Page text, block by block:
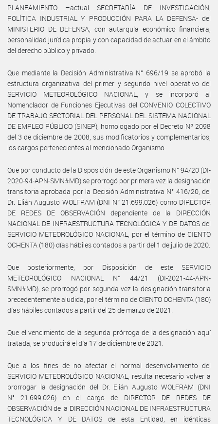
PLANEAMIENTO –actual SECRETARÍA DE INVESTIGACIÓN,
POLÍTICA INDUSTRIAL Y PRODUCCIÓN PARA LA DEFENSA- del
MINISTERIO DE DEFENSA, con autarquía económico financiera,
personalidad jurídica propia y con capacidad de actuar en el ámbito
del derecho público y privado.
Que mediante la Decisión Administrativa N° 696/19 se aprobó la
estructura organizativa del primer y segundo nivel operativo del
SERVICIO METEOROLÓGICO NACIONAL, y se incorporó al
Nomenclador de Funciones Ejecutivas del CONVENIO COLECTIVO
DE TRABAJO SECTORIAL DEL PERSONAL DEL SISTEMA NACIONAL
DE EMPLEO PÚBLICO (SINEP), homologado por el Decreto Nº 2098
del 3 de diciembre de 2008, sus modificatorios y complementarios,
los cargos pertenecientes al mencionado Organismo.
Que por conducto de la Disposición de este Organismo N° 94/20 (DI-
2020-94-APN-SMN#MD) se prorrogó por primera vez la designación
transitoria aprobada por la Decisión Administrativa N° 416/20, del
Dr. Elián Augusto WOLFRAM (DNI N° 21.699.026) como DIRECTOR
DE REDES DE OBSERVACIÓN dependiente de la DIRECCIÓN
NACIONAL DE INFRAESTRUCTURA TECNOLÓGICA Y DE DATOS del
SERVICIO METEOROLÓGICO NACIONAL, por el término de CIENTO
OCHENTA (180) días hábiles contados a partir del 1 de julio de 2020.
Que posteriormente, por Disposición de este SERVICIO
METEOROLÓGICO NACIONAL N° 44/21 (DI-2021-44-APN-
SMN#MD), se prorrogó por segunda vez la designación transitoria
precedentemente aludida, por el término de CIENTO OCHENTA (180)
días hábiles contados a partir del 25 de marzo de 2021.
Que el vencimiento de la segunda prórroga de la designación aquí
tratada, se producirá el día 17 de diciembre de 2021.
Que a los fines de no afectar el normal desenvolvimiento del
SERVICIO METEOROLÓGICO NACIONAL, resulta necesario volver a
prorrogar la designación del Dr. Elián Augusto WOLFRAM (DNI
N° 21.699.026) en el cargo de DIRECTOR DE REDES DE
OBSERVACIÓN de la DIRECCIÓN NACIONAL DE INFRAESTRUCTURA
TECNOLÓGICA Y DE DATOS de esta Entidad, en idénticas